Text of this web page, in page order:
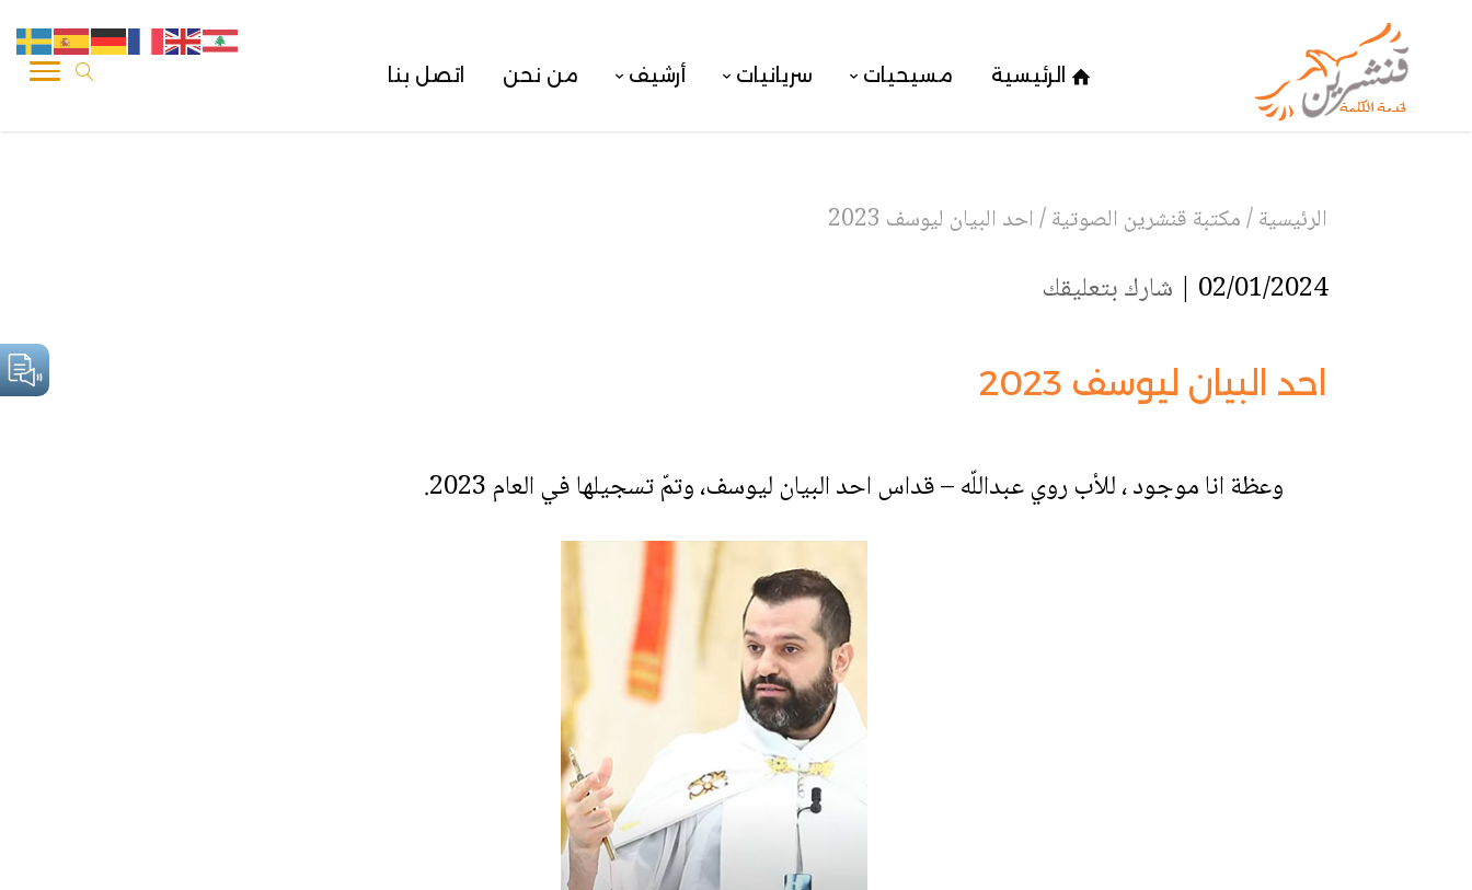
الرئيسية مسيحيات سريانيات أرشيف من نحن اتصل بنا
الرئيسية/مكتبة قنشرين الصوتية/احد البيان ليوسف 2023
02/01/2024 | شارك بتعليقك
احد البيان ليوسف 2023
وعظة انا موجود ، للأب روي عبداللّه – قداس احد البيان ليوسف، وتمّ تسجيلها في العام 2023.